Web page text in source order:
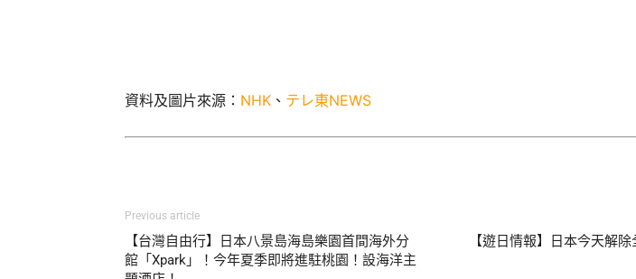
資料及圖片來源： NHK 、 テレ東NEWS
Previous article
【台灣自由行】日本八景島海島樂園首間海外分
館「Xpark」！今年夏季即將進駐桃園！設海洋主
【遊日情報】日本今天解